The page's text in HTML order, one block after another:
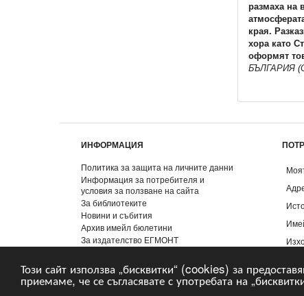
Този сайт използва „бисквитки“ (cookies) за
приемаме, че се съгласявате с употребата на
размаха на
края.
хора като
оформят
БЪЛГАРИЯ
ИНФОРМАЦИЯ
Политика за защита на личните данни
Информация за потребителя и
условия за ползване на сайта
За библиотеките
Новини и събития
Архив имейл бюлетини
За издателство ЕГМОНТ